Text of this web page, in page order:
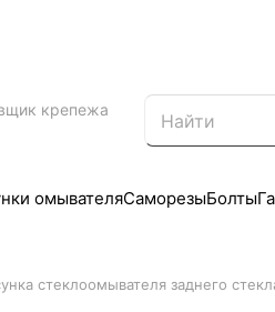
крепежа
омывателяСаморезыБолты
стеклоомывателя заднего